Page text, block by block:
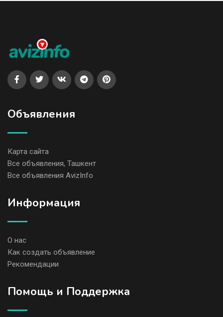
Объявления
Карта сайта
Все объявления, Ташкент
Все объявления AvizInfo
Информация
О нас
Как создать объявление
Рекомендации
Помощь и Поддержка